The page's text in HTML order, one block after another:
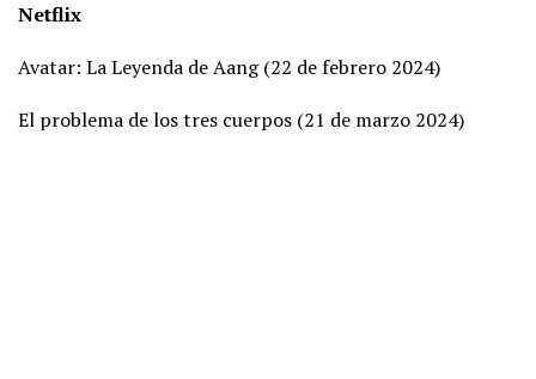
Netflix
Avatar: La Leyenda de Aang (22 de febrero 2024)
El problema de los tres cuerpos (21 de marzo 2024)